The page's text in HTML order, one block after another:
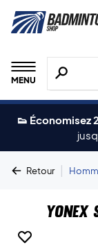
MENU
👟 Économisez
Retour |
Yonex